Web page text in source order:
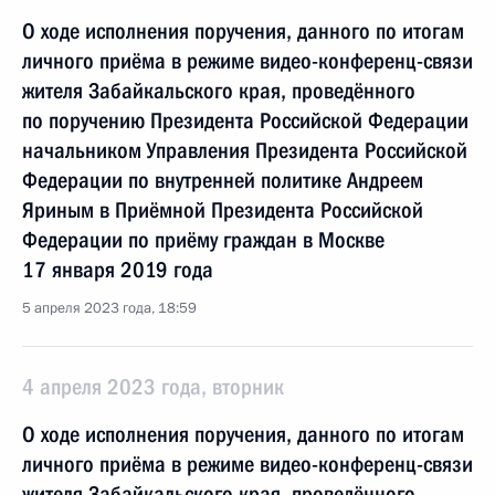
О ходе исполнения поручения, данного по итогам
личного приёма в режиме видео-конференц-связи
жителя Забайкальского края, проведённого
по поручению Президента Российской Федерации
начальником Управления Президента Российской
Федерации по внутренней политике Андреем
Яриным в Приёмной Президента Российской
Федерации по приёму граждан в Москве
17 января 2019 года
5 апреля 2023 года, 18:59
4 апреля 2023 года, вторник
О ходе исполнения поручения, данного по итогам
личного приёма в режиме видео-конференц-связи